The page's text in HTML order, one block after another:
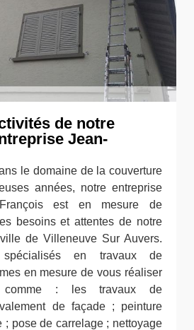
de notre
Jean-
le domaine de la couverture
années, notre entreprise
François est en mesure de
besoins et attentes de notre
de Villeneuve Sur Auvers.
en travaux de
en mesure de vous réaliser
comme : les travaux de
de façade ; peinture
; pose de carrelage ; nettoyage